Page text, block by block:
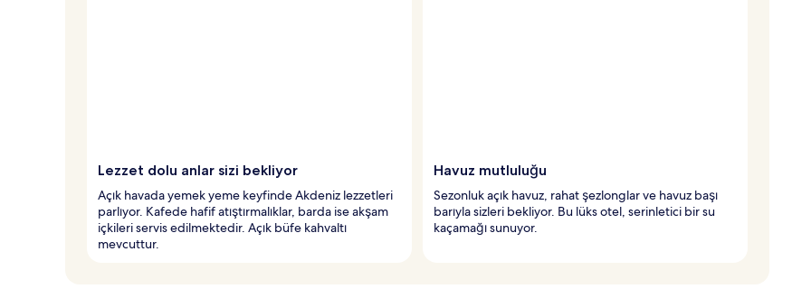
Lezzet dolu anlar sizi bekliyor
Açık havada yemek yeme keyfinde Akdeniz lezzetleri
parlıyor. Kafede hafif atıştırmalıklar, barda ise akşam
içkileri servis edilmektedir. Açık büfe kahvaltı
mevcuttur.
Havuz mutluluğu
Sezonluk açık havuz, rahat şezlonglar ve havuz başı
barıyla sizleri bekliyor. Bu lüks otel, serinletici bir su
kaçamağı sunuyor.